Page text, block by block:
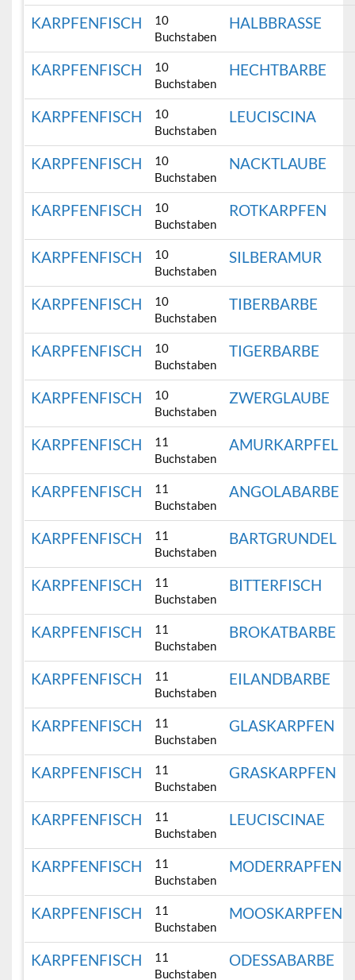
KARPFENFISCH
10
Buchstaben
HALBBRASSE
KARPFENFISCH
10
Buchstaben
HECHTBARBE
KARPFENFISCH
10
Buchstaben
LEUCISCINA
KARPFENFISCH
10
Buchstaben
NACKTLAUBE
KARPFENFISCH
10
Buchstaben
ROTKARPFEN
KARPFENFISCH
10
Buchstaben
SILBERAMUR
KARPFENFISCH
10
Buchstaben
TIBERBARBE
KARPFENFISCH
10
Buchstaben
TIGERBARBE
KARPFENFISCH
10
Buchstaben
ZWERGLAUBE
KARPFENFISCH
11
Buchstaben
AMURKARPFEL
KARPFENFISCH
11
Buchstaben
ANGOLABARBE
KARPFENFISCH
11
Buchstaben
BARTGRUNDEL
KARPFENFISCH
11
Buchstaben
BITTERFISCH
KARPFENFISCH
11
Buchstaben
BROKATBARBE
KARPFENFISCH
11
Buchstaben
EILANDBARBE
KARPFENFISCH
11
Buchstaben
GLASKARPFEN
KARPFENFISCH
11
Buchstaben
GRASKARPFEN
KARPFENFISCH
11
Buchstaben
LEUCISCINAE
KARPFENFISCH
11
Buchstaben
MODERRAPFEN
KARPFENFISCH
11
Buchstaben
MOOSKARPFEN
KARPFENFISCH
11
Buchstaben
ODESSABARBE